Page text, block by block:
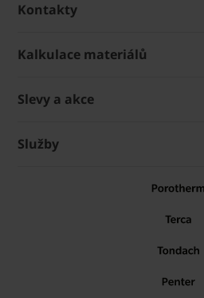
Kontakty
Kalkulace materiálů
Slevy a akce
Služby